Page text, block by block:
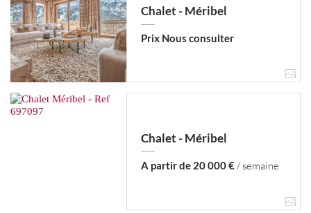
Chalet - Méribel
Prix Nous consulter
Chalet - Méribel
A partir de 20 000 €/ semaine